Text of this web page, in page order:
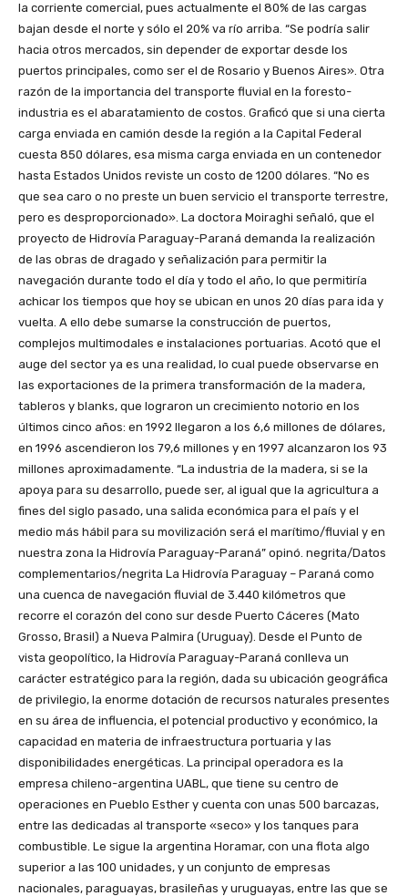
la corriente comercial, pues actualmente el 80% de las cargas
bajan desde el norte y sólo el 20% va río arriba. “Se podría salir
hacia otros mercados, sin depender de exportar desde los
puertos principales, como ser el de Rosario y Buenos Aires». Otra
razón de la importancia del transporte fluvial en la foresto-
industria es el abaratamiento de costos. Graficó que si una cierta
carga enviada en camión desde la región a la Capital Federal
cuesta 850 dólares, esa misma carga enviada en un contenedor
hasta Estados Unidos reviste un costo de 1200 dólares. “No es
que sea caro o no preste un buen servicio el transporte terrestre,
pero es desproporcionado». La doctora Moiraghi señaló, que el
proyecto de Hidrovía Paraguay-Paraná demanda la realización
de las obras de dragado y señalización para permitir la
navegación durante todo el día y todo el año, lo que permitiría
achicar los tiempos que hoy se ubican en unos 20 días para ida y
vuelta. A ello debe sumarse la construcción de puertos,
complejos multimodales e instalaciones portuarias. Acotó que el
auge del sector ya es una realidad, lo cual puede observarse en
las exportaciones de la primera transformación de la madera,
tableros y blanks, que lograron un crecimiento notorio en los
últimos cinco años: en 1992 llegaron a los 6,6 millones de dólares,
en 1996 ascendieron los 79,6 millones y en 1997 alcanzaron los 93
millones aproximadamente. “La industria de la madera, si se la
apoya para su desarrollo, puede ser, al igual que la agricultura a
fines del siglo pasado, una salida económica para el país y el
medio más hábil para su movilización será el marítimo/fluvial y en
nuestra zona la Hidrovía Paraguay-Paraná” opinó. negrita/Datos
complementarios/negrita La Hidrovía Paraguay – Paraná como
una cuenca de navegación fluvial de 3.440 kilómetros que
recorre el corazón del cono sur desde Puerto Cáceres (Mato
Grosso, Brasil) a Nueva Palmira (Uruguay). Desde el Punto de
vista geopolítico, la Hidrovía Paraguay-Paraná conlleva un
carácter estratégico para la región, dada su ubicación geográfica
de privilegio, la enorme dotación de recursos naturales presentes
en su área de influencia, el potencial productivo y económico, la
capacidad en materia de infraestructura portuaria y las
disponibilidades energéticas. La principal operadora es la
empresa chileno-argentina UABL, que tiene su centro de
operaciones en Pueblo Esther y cuenta con unas 500 barcazas,
entre las dedicadas al transporte «seco» y los tanques para
combustible. Le sigue la argentina Horamar, con una flota algo
superior a las 100 unidades, y un conjunto de empresas
nacionales, paraguayas, brasileñas y uruguayas, entre las que se